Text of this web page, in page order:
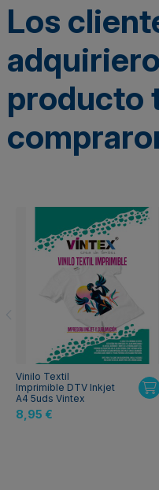
Los
producto
Vinilo Textil
Imprimible DTV Inkjet
A4 5uds Vintex
8,95 €